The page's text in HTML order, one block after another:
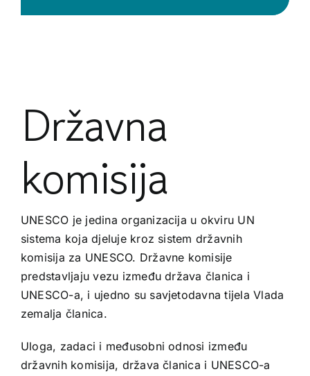
Državna
komisija
UNESCO je jedina organizacija u okviru UN
sistema koja djeluje kroz sistem državnih
komisija za UNESCO. Državne komisije
predstavljaju vezu između država članica i
UNESCO-a, i ujedno su savjetodavna tijela Vlada
zemalja članica.
Uloga, zadaci i međusobni odnosi između
državnih komisija, država članica i UNESCO-a